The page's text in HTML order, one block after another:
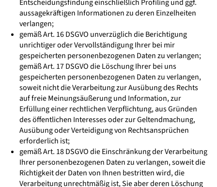
Entscheidungsfindung einschließlich Profiling und ggf.
aussagekräftigen Informationen zu deren Einzelheiten
verlangen;
gemäß Art. 16 DSGVO unverzüglich die Berichtigung
unrichtiger oder Vervollständigung Ihrer bei mir
gespeicherten personenbezogenen Daten zu verlangen;
gemäß Art. 17 DSGVO die Löschung Ihrer bei uns
gespeicherten personenbezogenen Daten zu verlangen,
soweit nicht die Verarbeitung zur Ausübung des Rechts
auf freie Meinungsäußerung und Information, zur
Erfüllung einer rechtlichen Verpflichtung, aus Gründen
des öffentlichen Interesses oder zur Geltendmachung,
Ausübung oder Verteidigung von Rechtsansprüchen
erforderlich ist;
gemäß Art. 18 DSGVO die Einschränkung der Verarbeitung
Ihrer personenbezogenen Daten zu verlangen, soweit die
Richtigkeit der Daten von Ihnen bestritten wird, die
Verarbeitung unrechtmäßig ist, Sie aber deren Löschung